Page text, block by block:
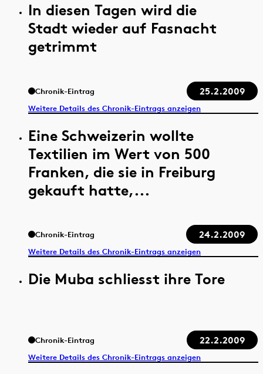
In diesen Tagen wird die
Stadt wieder auf Fasnacht
getrimmt
Chronik-Eintrag 25.2.2009
Weitere Details des Chronik-Eintrags anzeigen
Eine Schweizerin wollte
Textilien im Wert von 500
Franken, die sie in Freiburg
gekauft hatte,...
Chronik-Eintrag 24.2.2009
Weitere Details des Chronik-Eintrags anzeigen
Die Muba schliesst ihre Tore
Chronik-Eintrag 22.2.2009
Weitere Details des Chronik-Eintrags anzeigen